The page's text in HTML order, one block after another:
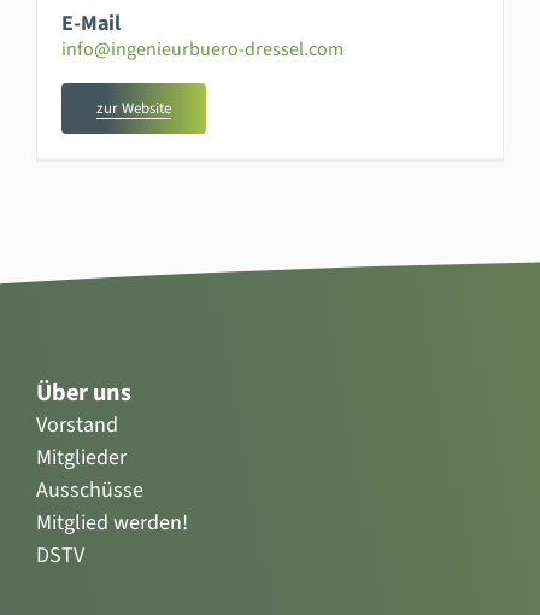
E-Mail
info@ingenieurbuero-dressel.com
zur Website
Über uns
Vorstand
Mitglieder
Ausschüsse
Mitglied werden!
DSTV